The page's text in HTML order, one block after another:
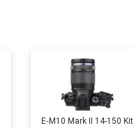
от 4300 ₽
E‑M10 Mark II 14-150 Kit